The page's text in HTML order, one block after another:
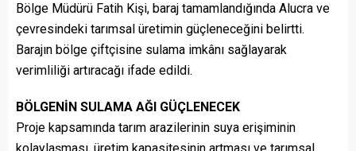
Bölge Müdürü Fatih Kişi, baraj tamamlandığında Alucra ve
çevresindeki tarımsal üretimin güçleneceğini belirtti.
Barajın bölge çiftçisine sulama imkânı sağlayarak
verimliliği artıracağı ifade edildi.
BÖLGENİN SULAMA AĞI GÜÇLENECEK
Proje kapsamında tarım arazilerinin suya erişiminin